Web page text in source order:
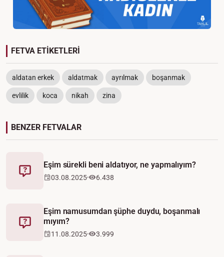
FETVA ETİKETLERİ
aldatan erkek aldatmak ayrılmak boşanmak
evlilik koca nikah zina
BENZER FETVALAR
Fetva
Eşim sürekli beni aldatıyor, ne yapmalıyım?
03.08.2025 6.438
Fetva
Eşim namusumdan şüphe duydu, boşanmalı
mıyım?
11.08.2025 3.999